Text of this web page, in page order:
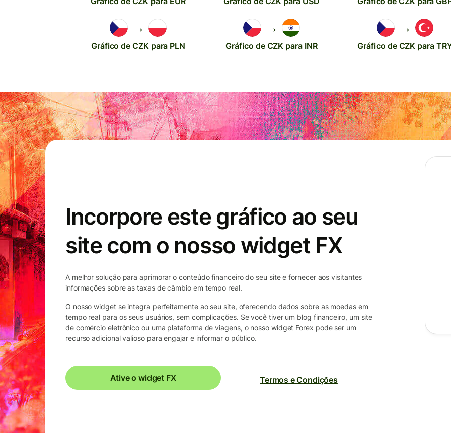
→
Gráfico de CZK para PLN
→
Gráfico de CZK para INR
→
Gráfico de CZK para
Incorpore este gráfico ao seu
site com o nosso widget FX
A melhor solução para aprimorar o conteúdo financeiro do seu site e fornecer aos visitantes
informações sobre as taxas de câmbio em tempo real.
O nosso widget se integra perfeitamente ao seu site, oferecendo dados sobre as moedas em
tempo real para os seus usuários, sem complicações. Se você tiver um blog financeiro, um site
de comércio eletrônico ou uma plataforma de viagens, o nosso widget Forex pode ser um
recurso adicional valioso para engajar e informar o público.
Ative o widget FX Termos e Condições